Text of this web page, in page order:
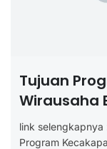
Tujuan
Wirausaha
link selengkapnya
Program